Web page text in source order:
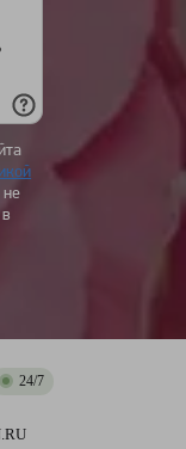
24/7